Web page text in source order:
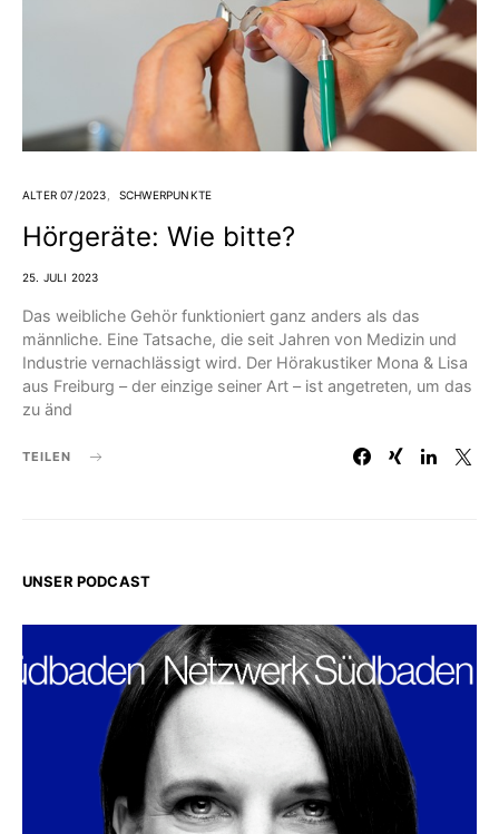
ALTER 07/2023 SCHWERPUNKTE
Hörgeräte: Wie bitte?
25. JULI 2023
Das weibliche Gehör funktioniert ganz anders als das
männliche. Eine Tatsache, die seit Jahren von Medizin und
Industrie vernachlässigt wird. Der Hörakustiker Mona & Lisa
aus Freiburg – der einzige seiner Art – ist angetreten, um das
zu änd
TEILEN
UNSER PODCAST